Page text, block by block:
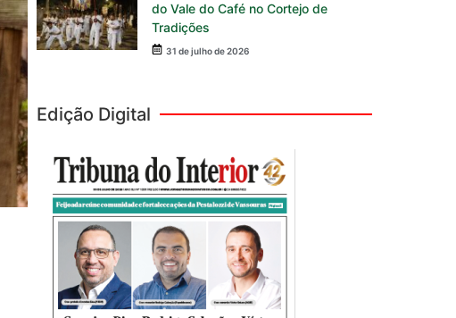
do Vale do Café no Cortejo de
Tradições
31 de julho de 2026
Edição Digital